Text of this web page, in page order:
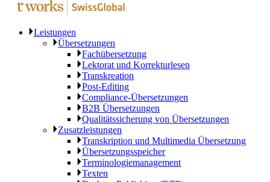
Leistungen
Übersetzungen
Fachübersetzung
Lektorat und Korrekturlesen
Transkreation
Post-Editing
Compliance-Übersetzungen
B2B Übersetzungen
Qualitätssicherung von Übersetzungen
Zusatzleistungen
Transkription und Multimedia Übersetzung
Übersetzungsspeicher
Terminologiemanagement
Texten